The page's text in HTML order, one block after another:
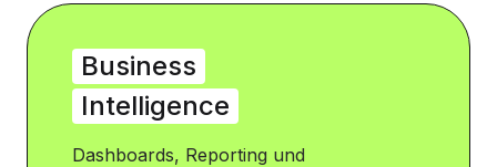
Business
Intelligence
Dashboards, Reporting und